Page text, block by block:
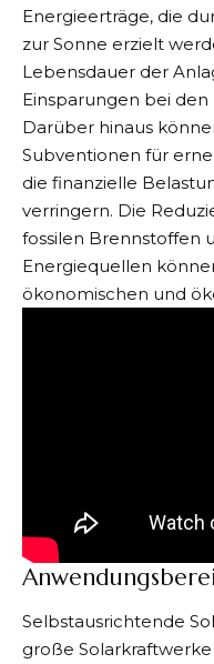
Energieerträge, die
zur Sonne erzielt
Lebensdauer der
Einsparungen bei
Darüber hinaus
Subventionen für
die finanzielle
verringern. Die
fossilen Brennstoffen
Energiequellen
ökonomischen und
Selbstausrichtende
große